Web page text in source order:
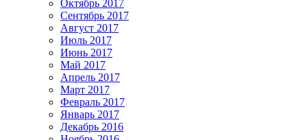
Октябрь 2017
Сентябрь 2017
Август 2017
Июль 2017
Июнь 2017
Май 2017
Апрель 2017
Март 2017
Февраль 2017
Январь 2017
Декабрь 2016